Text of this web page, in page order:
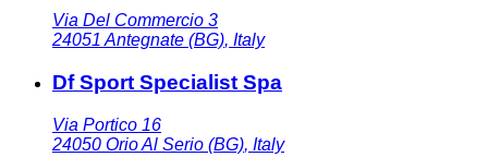
Via Del Commercio 3
24051 Antegnate (BG), Italy
Df Sport Specialist Spa
Via Portico 16
24050 Orio Al Serio (BG), Italy